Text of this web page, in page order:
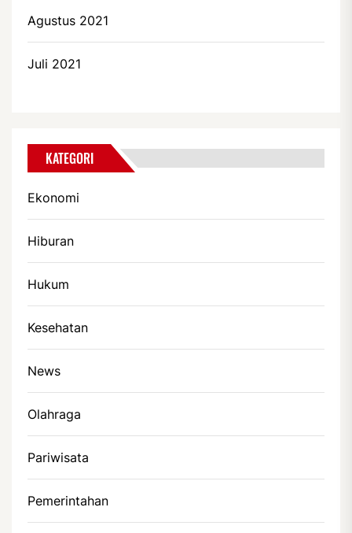
Agustus 2021
Juli 2021
KATEGORI
Ekonomi
Hiburan
Hukum
Kesehatan
News
Olahraga
Pariwisata
Pemerintahan